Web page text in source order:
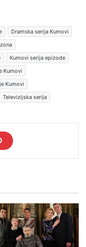
Dramska serija Kumovi
Kumovi serija epizode
Kumovi
Kumovi
Televizijska serija